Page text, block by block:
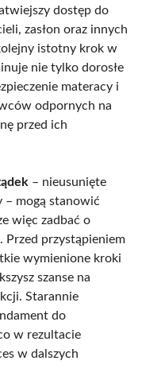
dostęp do
zasłon oraz innych
istotny krok w
nie tylko dorosłe
materacy i
odpornych na
przed ich
– nieusunięte
– mogą stanowić
więc zadbać o
Przed przystąpieniem
wymienione kroki
szanse na
Starannie
do
w rezultacie
w dalszych